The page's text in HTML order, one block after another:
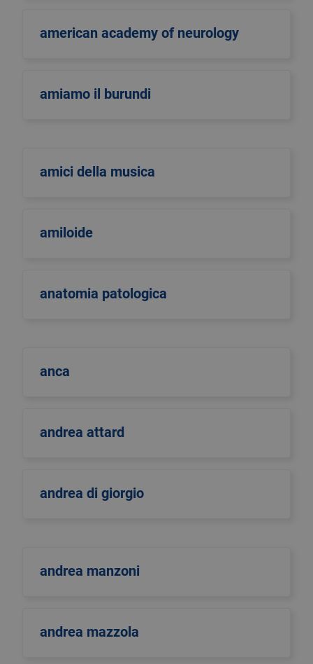
american academy of neurology
amiamo il burundi
amici della musica
amiloide
anatomia patologica
anca
andrea attard
andrea di giorgio
andrea manzoni
andrea mazzola